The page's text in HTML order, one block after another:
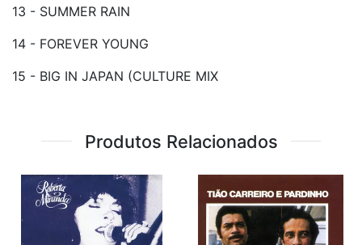
13 - SUMMER RAIN
14 - FOREVER YOUNG
15 - BIG IN JAPAN (CULTURE MIX
Produtos Relacionados